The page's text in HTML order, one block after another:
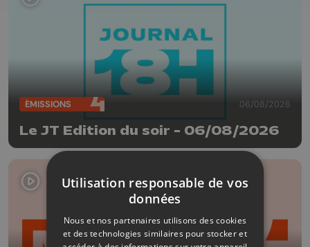
ÉMISSIONS 06/08/2026
Le JT Edition du soir - 06/08/2026
Utilisation responsable de vos
données
Nous et nos partenaires utilisons des cookies
et des technologies similaires pour stocker et